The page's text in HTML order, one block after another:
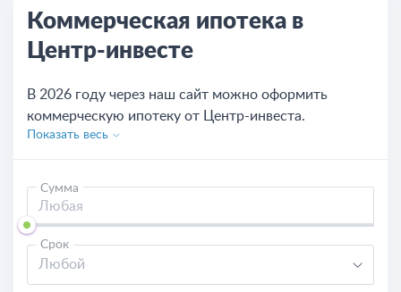
Коммерческая ипотека в
Центр-инвесте
В 2026 году через наш сайт можно оформить
коммерческую ипотеку от Центр-инвеста.
Представлено 1 вариантов на выгодных условиях с
ипотечного кредитования можно взять до
20000000 рублей на покупку недвижимости.
Минимальная процентная ставка – 18.75% в год.
Показать весь
Сумма
Срок
Любой